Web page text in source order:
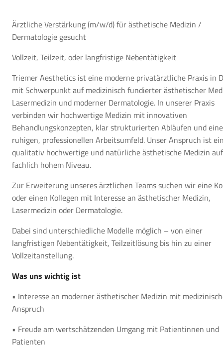
Ärztliche Verstärkung (m/w/d) für ästhetische Medizin /
Dermatologie gesucht
Vollzeit, Teilzeit, oder langfristige Nebentätigkeit
Triemer Aesthetics ist eine moderne privatärztliche Praxis in
mit Schwerpunkt auf medizinisch fundierter ästhetischer
Lasermedizin und moderner Dermatologie. In unserer Praxis
verbinden wir hochwertige Medizin mit innovativen
Behandlungskonzepten, klar strukturierten Abläufen und
ruhigen, professionellen Arbeitsumfeld. Unser Anspruch ist
qualitativ hochwertige und natürliche ästhetische Medizin auf
fachlich hohem Niveau.
Zur Erweiterung unseres ärztlichen Teams suchen wir eine
oder einen Kollegen mit Interesse an ästhetischer Medizin,
Lasermedizin oder Dermatologie.
Dabei sind unterschiedliche Modelle möglich – von einer
langfristigen Nebentätigkeit, Teilzeitlösung bis hin zu einer
Vollzeitanstellung.
Was uns wichtig ist
• Interesse an moderner ästhetischer Medizin mit
Anspruch
• Freude am wertschätzenden Umgang mit Patientinnen und
Patienten